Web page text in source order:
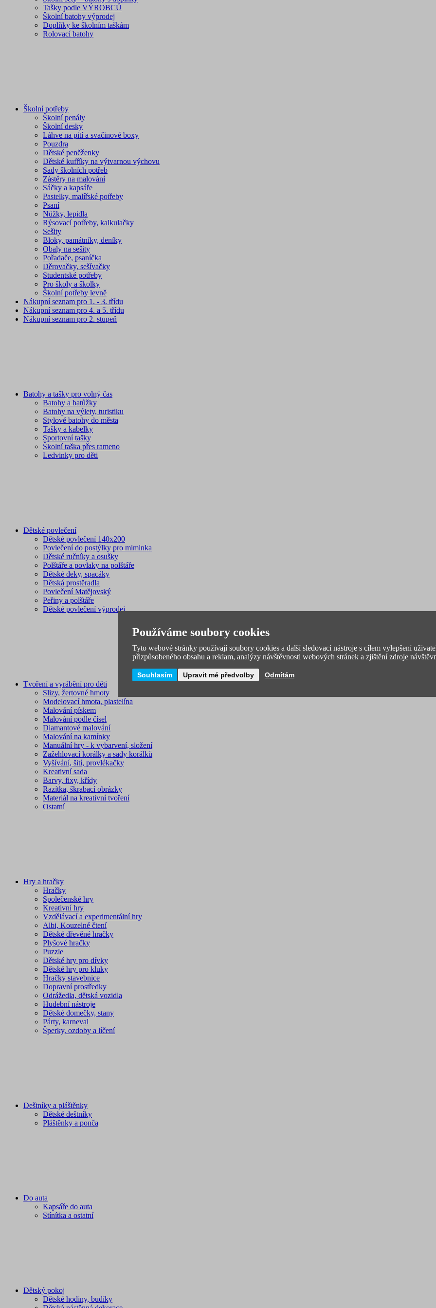
Tašky podle VÝROBCŮ
Školní batohy výprodej
Doplňky ke školním taškám
Rolovací batohy
Školní potřeby
Školní penály
Školní desky
Láhve na pití a svačinové boxy
Pouzdra
Dětské peněženky
Dětské kufříky na výtvarnou výchovu
Sady školních potřeb
Zástěry na malování
Sáčky a kapsáře
Pastelky, malířské potřeby
Psaní
Nůžky, lepidla
Rýsovací potřeby, kalkulačky
Sešity
Bloky, památníky, deníky
Obaly na sešity
Pořadače, psaníčka
Děrovačky, sešívačky
Studentské potřeby
Pro školy a školky
Školní potřeby levně
Nákupní seznam pro 1. - 3. třídu
Nákupní seznam pro 4. a 5. třídu
Nákupní seznam pro 2. stupeň
Batohy a tašky pro volný čas
Batohy a batůžky
Batohy na výlety, turistiku
Stylové batohy do města
Tašky a kabelky
Sportovní tašky
Školní taška přes rameno
Ledvinky pro děti
Dětské povlečení
Dětské povlečení 140x200
Povlečení do postýlky pro miminka
Dětské ručníky a osušky
Polštáře a povlaky na polštáře
Dětské deky, spacáky
Dětská prostěradla
Povlečení Matějovský
Peřiny a polštáře
Dětské povlečení výprodej
Tvoření a vyrábění pro děti
Slizy, žertovné hmoty
Modelovací hmota, plastelína
Malování pískem
Malování podle čísel
Diamantové malování
Malování na kamínky
Manuální hry - k vybarvení, složení
Zažehlovací korálky a sady korálků
Vyšívání, šití, provlékačky
Kreativní sada
Barvy, fixy, křídy
Razítka, škrabací obrázky
Materiál na kreativní tvoření
Ostatní
Hry a hračky
Hračky
Společenské hry
Kreativní hry
Vzdělávací a experimentální hry
Albi, Kouzelné čtení
Dětské dřevěné hračky
Plyšové hračky
Puzzle
Dětské hry pro dívky
Dětské hry pro kluky
Hračky stavebnice
Dopravní prostředky
Odrážedla, dětská vozidla
Hudební nástroje
Dětské domečky, stany
Párty, karneval
Šperky, ozdoby a líčení
Deštníky a pláštěnky
Dětské deštníky
Pláštěnky a ponča
Do auta
Kapsáře do auta
Stínítka a ostatní
Dětský pokoj
Dětské hodiny, budíky
Používáme soubory cookies
Tyto webové stránky používají soubory cookies a další sledovací nástroje s cílem vylepšení
přizpůsobeného obsahu a reklam, analýzy návštěvnosti webových stránek a zjištění zdroje
Souhlasím Upravit mé předvolby Odmítám